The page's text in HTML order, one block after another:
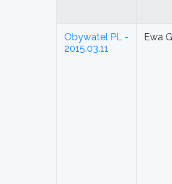
Obywatel PL -
2015.03.11
Ewa